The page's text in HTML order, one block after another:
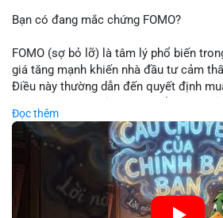
Bạn có đang mắc chứng FOMO?
FOMO (sợ bỏ lỡ) là tâm lý phổ biến
giá tăng mạnh khiến nhà đầu tư cảm
Điều này thường dẫn đến quyết định
chiến lược đầu tư rõ ràng.
🎥 Xem video trực tiếp tại:
Nguồn: Cú Thông Thái
Đọc thêm